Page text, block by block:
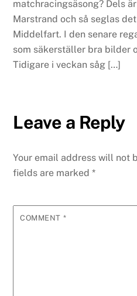
matchracingsäsong? Dels
Marstrand och så seglas
Middelfart. I den senare
som säkerställer bra bilder
Tidigare i veckan såg […]
Leave a Reply
Your email address will not
fields are marked*
COMMENT *